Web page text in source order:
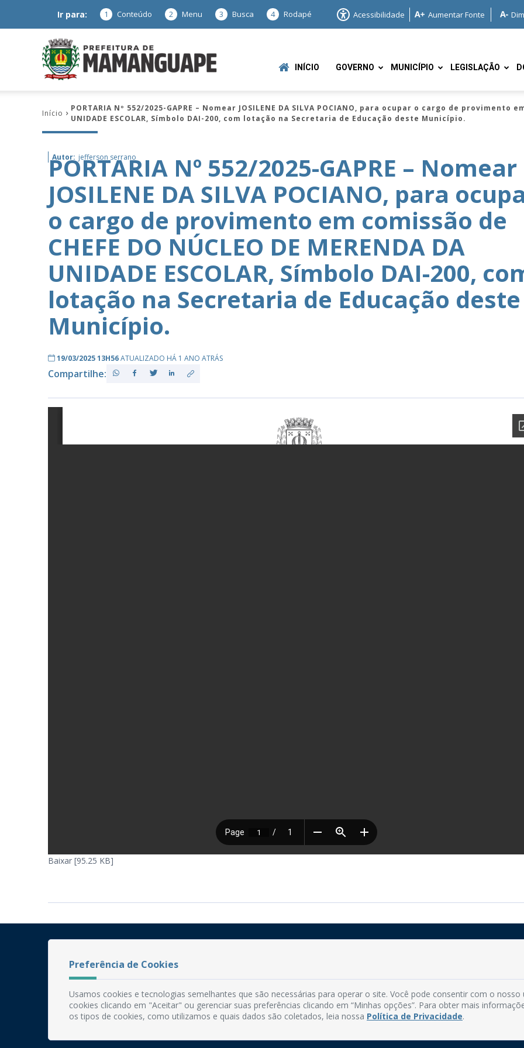
Ir para: 1 Conteúdo 2 Menu 3 Busca 4 Rodapé Acessibilidade Aumentar Fonte
de
–
PB
INÍCIO GOVERNO MUNICÍPIO LEGISLAÇÃO
Início
PORTARIA Nº 552/2025-GAPRE – Nomear JOSILENE DA SILVA POCIANO, para ocupar o cargo de provimento
UNIDADE ESCOLAR, Símbolo DAI-200, com lotação na Secretaria de Educação deste Município.
Autor: jefferson serrano
PORTARIA Nº 552/2025-GAPRE – Nomear
JOSILENE DA SILVA POCIANO, para
o cargo de provimento em comissão de
CHEFE DO NÚCLEO DE MERENDA DA
UNIDADE ESCOLAR, Símbolo DAI-200,
lotação na Secretaria de Educação deste
Município.
19/03/2025 13H56ATUALIZADO HÁ 1 ANO ATRÁS
Compartilhe:
Baixar [95.25 KB]
Fone: (83) 3292-2246
Email: comunicacao@mamanguape.pb.gov.br
Expediente: Segunda à Sexta, das 08h às 13h
Preferência de Cookies
Usamos cookies e tecnologias semelhantes que são necessárias para operar o site. Você pode consentir com o nosso
cookies clicando em "Aceitar" ou gerenciar suas preferências clicando em “Minhas opções”. Para obter mais
os tipos de cookies, como utilizamos e quais dados são coletados, leia nossa Política de Privacidade.